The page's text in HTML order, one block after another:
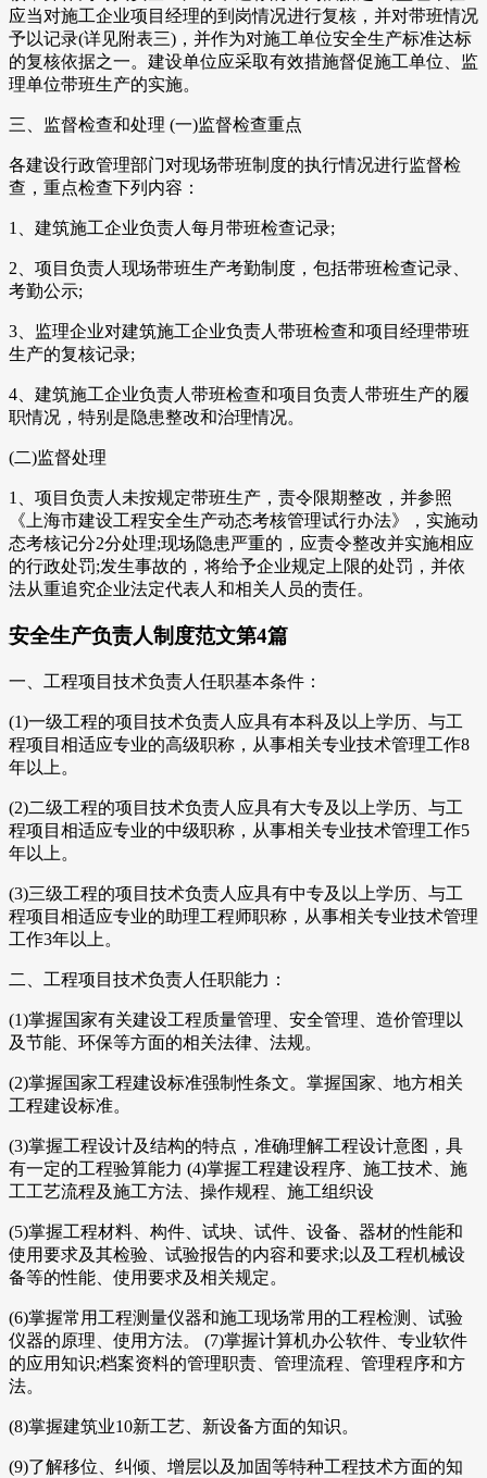
应当对施工企业项目经理的到岗情况进行复核，并对带班情况
予以记录(详见附表三)，并作为对施工单位安全生产标准达标
的复核依据之一。建设单位应采取有效措施督促施工单位、监
理单位带班生产的实施。
三、监督检查和处理 (一)监督检查重点
各建设行政管理部门对现场带班制度的执行情况进行监督检
查，重点检查下列内容：
1、建筑施工企业负责人每月带班检查记录;
2、项目负责人现场带班生产考勤制度，包括带班检查记录、
考勤公示;
3、监理企业对建筑施工企业负责人带班检查和项目经理带班
生产的复核记录;
4、建筑施工企业负责人带班检查和项目负责人带班生产的履
职情况，特别是隐患整改和治理情况。
(二)监督处理
1、项目负责人未按规定带班生产，责令限期整改，并参照
《上海市建设工程安全生产动态考核管理试行办法》，实施动
态考核记分2分处理;现场隐患严重的，应责令整改并实施相应
的行政处罚;发生事故的，将给予企业规定上限的处罚，并依
法从重追究企业法定代表人和相关人员的责任。
安全生产负责人制度范文第4篇
一、工程项目技术负责人任职基本条件：
(1)一级工程的项目技术负责人应具有本科及以上学历、与工
程项目相适应专业的高级职称，从事相关专业技术管理工作8
年以上。
(2)二级工程的项目技术负责人应具有大专及以上学历、与工
程项目相适应专业的中级职称，从事相关专业技术管理工作5
年以上。
(3)三级工程的项目技术负责人应具有中专及以上学历、与工
程项目相适应专业的助理工程师职称，从事相关专业技术管理
工作3年以上。
二、工程项目技术负责人任职能力：
(1)掌握国家有关建设工程质量管理、安全管理、造价管理以
及节能、环保等方面的相关法律、法规。
(2)掌握国家工程建设标准强制性条文。掌握国家、地方相关
工程建设标准。
(3)掌握工程设计及结构的特点，准确理解工程设计意图，具
有一定的工程验算能力 (4)掌握工程建设程序、施工技术、施
工工艺流程及施工方法、操作规程、施工组织设
(5)掌握工程材料、构件、试块、试件、设备、器材的性能和
使用要求及其检验、试验报告的内容和要求;以及工程机械设
备等的性能、使用要求及相关规定。
(6)掌握常用工程测量仪器和施工现场常用的工程检测、试验
仪器的原理、使用方法。 (7)掌握计算机办公软件、专业软件
的应用知识;档案资料的管理职责、管理流程、管理程序和方
法。
(8)掌握建筑业10新工艺、新设备方面的知识。
(9)了解移位、纠倾、增层以及加固等特种工程技术方面的知